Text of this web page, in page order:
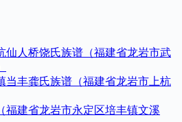
仙人桥饶氏族谱（福建省龙岩市武
当丰龚氏族谱（福建省龙岩市上杭
福建省龙岩市永定区培丰镇文溪